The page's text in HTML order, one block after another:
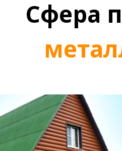
Сфера